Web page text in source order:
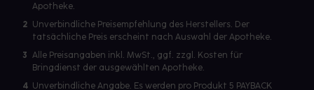
Apotheke.
2 Unverbindliche Preisempfehlung des Herstellers. Der
tatsächliche Preis erscheint nach Auswahl der Apotheke.
3 Alle Preisangaben inkl. MwSt., ggf. zzgl. Kosten für
Bringdienst der ausgewählten Apotheke.
4 Unverbindliche Angabe. Es werden pro Produkt 5 PAYBACK